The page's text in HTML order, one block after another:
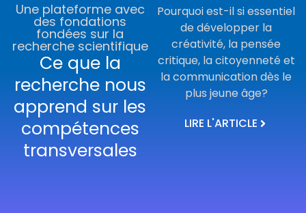
Une plateforme avec
des fondations
fondées sur la
recherche scientifique
Ce que la
recherche nous
apprend sur les
compétences
transversales
Pourquoi est-il si essentiel
de développer la
créativité, la pensée
critique, la citoyenneté et
la communication dès le
plus jeune âge?
LIRE L'ARTICLE